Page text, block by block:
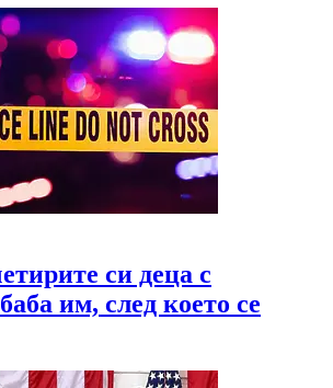
си деца с
им, след което се